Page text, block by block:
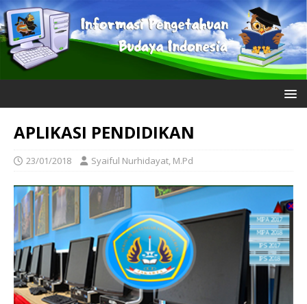
APLIKASI PENDIDIKAN
23/01/2018 Syaiful Nurhidayat, M.Pd